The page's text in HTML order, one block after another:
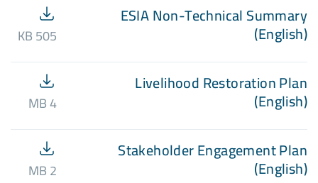
ESIA Non-Technical Summary
(English)
505 KB
Livelihood Restoration Plan
(English)
4 MB
Stakeholder Engagement Plan
(English)
2 MB